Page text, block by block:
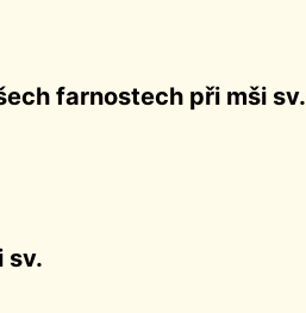
farnostech při mši sv.
sv.